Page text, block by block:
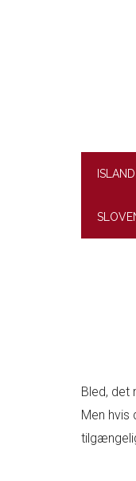
ISLAND
Bled, det
Men hvis